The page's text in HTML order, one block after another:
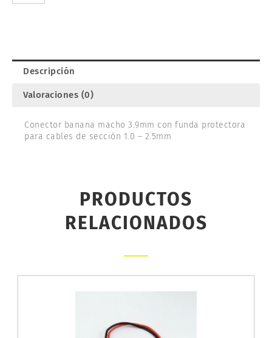
Descripción
Valoraciones (0)
Conector banana macho 3.9mm con funda protectora
para cables de sección 1.0 – 2.5mm
PRODUCTOS
RELACIONADOS